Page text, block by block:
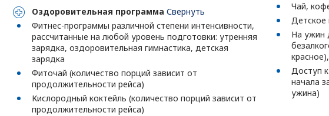
Оздоровительная программа Свернуть
Фитнес-программы различной степени интенсивности,
рассчитанные на любой уровень подготовки: утренняя
зарядка, оздоровительная гимнастика, детская
зарядка
Фиточай (количество порций зависит от
продолжительности рейса)
Кислородный коктейль (количество порций зависит от
продолжительности рейса)
Чай,
На ужин
Доступ
начала
ужина)